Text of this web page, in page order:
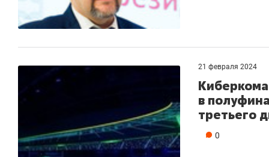
21 февраля 2024
в
третьего
0